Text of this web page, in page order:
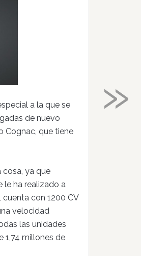
a la que se
de nuevo
Cognac, que tiene
ya que
le ha realizado a
con 1200 CV
velocidad
las unidades
1,74 millones de
»